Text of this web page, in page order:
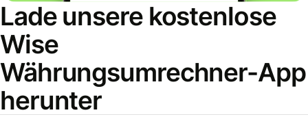
Lade unsere kostenlose
Wise
Währungsumrechner-App
herunter